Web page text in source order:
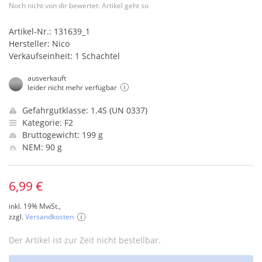
Noch nicht von dir bewertet: Artikel geht so
Artikel-Nr.: 131639_1
Hersteller: Nico
Verkaufseinheit: 1 Schachtel
ausverkauft
leider nicht mehr verfügbar
Gefahrgutklasse: 1.4S (UN 0337)
Kategorie: F2
Bruttogewicht: 199 g
NEM: 90 g
6,99 €
inkl. 19% MwSt.,
zzgl.Versandkosten
Der Artikel ist zur Zeit nicht bestellbar.